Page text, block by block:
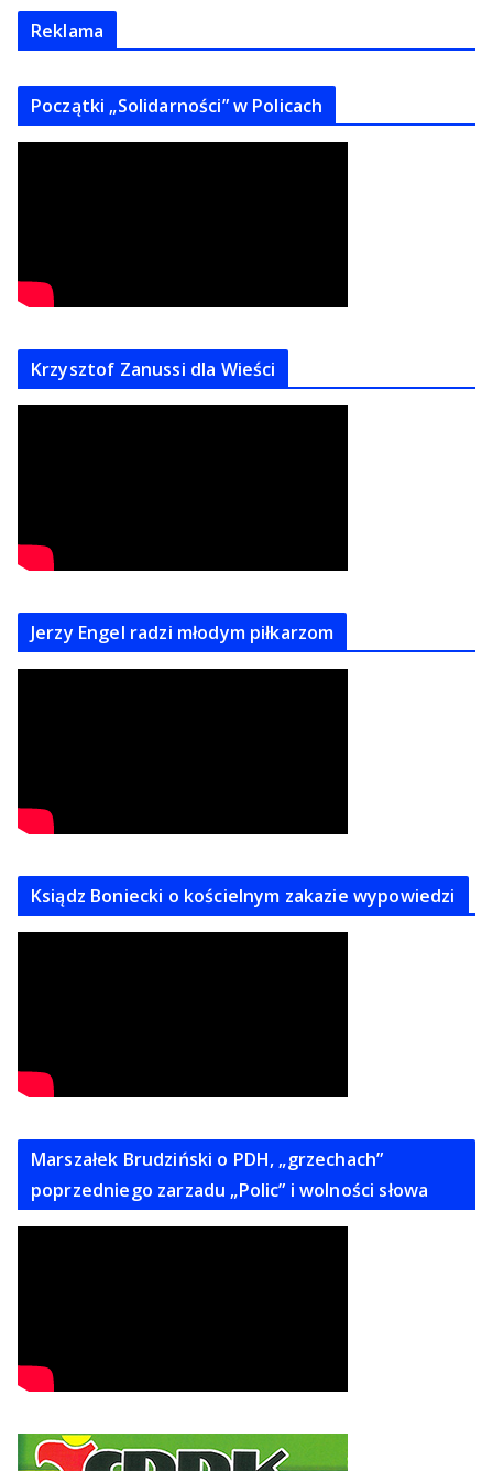
Reklama
Początki „Solidarności” w Policach
Krzysztof Zanussi dla Wieści
Jerzy Engel radzi młodym piłkarzom
Ksiądz Boniecki o kościelnym zakazie wypowiedzi
Marszałek Brudziński o PDH, „grzechach”
poprzedniego zarzadu „Polic” i wolności słowa